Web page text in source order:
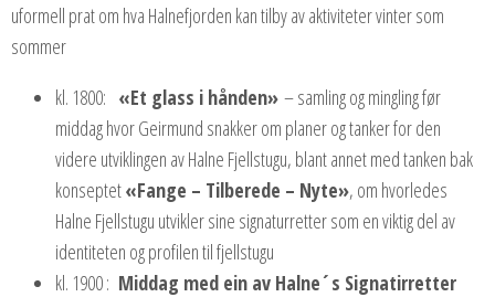
uformell prat om hva Halnefjorden kan tilby av aktiviteter vinter som
sommer
kl. 1800: «Et glass i hånden» – samling og mingling før
middag hvor Geirmund snakker om planer og tanker for den
videre utviklingen av Halne Fjellstugu, blant annet med tanken bak
konseptet«Fange – Tilberede – Nyte», om hvorledes
Halne Fjellstugu utvikler sine signaturretter som en viktig del av
identiteten og profilen til fjellstugu
kl. 1900 : Middag med ein av Halne´s Signatirretter